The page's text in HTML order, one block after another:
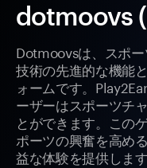
dotmoovs
Dotmoovsは、スポ
技術の先進的な機能
ォームです。
ーザーはスポーツチ
とができます。この
ポーツの興奮を高め
益な体験を提供します